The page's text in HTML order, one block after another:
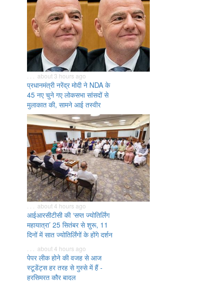
. . . about 3 hours ago
प्रधानमंत्री नरेंद्र मोदी ने NDA के
45 नए चुने गए लोकसभा सांसदों से
मुलाकात की, सामने आई तस्वीर
. . . about 4 hours ago
आईआरसीटीसी की ‘सप्त ज्योतिर्लिंग
महायात्रा’ 25 सितंबर से शुरू, 11
दिनों में सात ज्योतिर्लिंगों के होंगे दर्शन
. . . about 4 hours ago
पेपर लीक होने की वजह से आज
स्टूडेंट्स हर तरह से गुस्से में हैं -
हरसिमरत कौर बादल